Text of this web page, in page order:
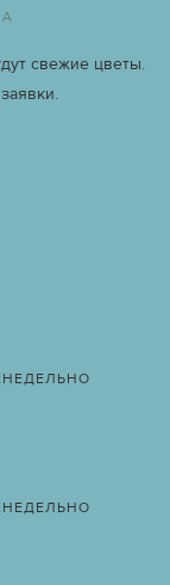
свежие цветы.